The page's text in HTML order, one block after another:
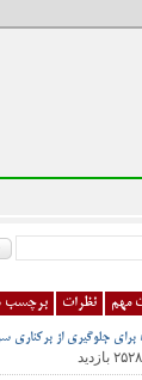
مهم نظرات برچسب
برای جلوگیری از برکناری